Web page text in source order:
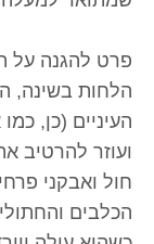
פרט להגנה על
הלחות בשינה,
העיניים (כן,
ועוזר להרטיב
חול ואבקני
הכלבים